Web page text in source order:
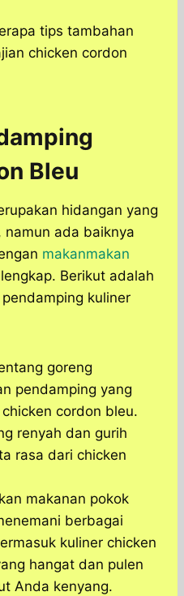
tips tambahan
chicken cordon
Bleu
hidangan yang
namun ada baiknya
makanmakan
Berikut adalah
kuliner
goreng
pendamping yang
cordon bleu.
renyah dan gurih
rasa dari chicken
makanan pokok
berbagai
kuliner chicken
hangat dan pulen
Anda kenyang.